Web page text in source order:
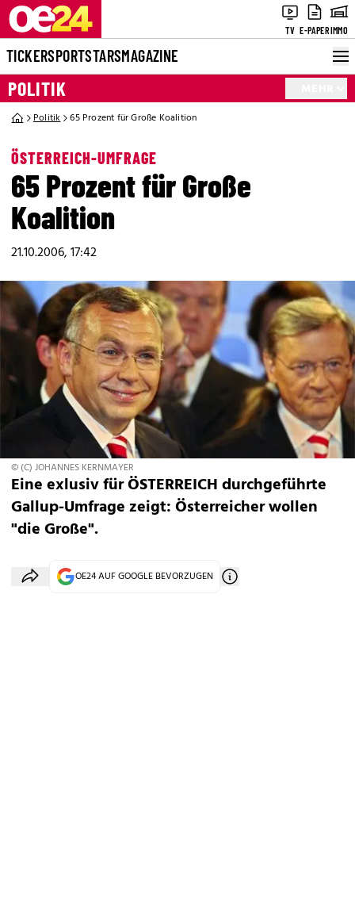
TV E-PAPERIMMO
TICKERSPORTSTARSMAGAZINE
POLITIK
Politik 65 Prozent für Große Koalition
ÖSTERREICH-UMFRAGE
65 Prozent für Große
Koalition
21.10.2006, 17:42
© (C) JOHANNES KERNMAYER
Eine exlusiv für ÖSTERREICH durchgeführte
Gallup-Umfrage zeigt: Österreicher wollen
"die Große".
OE24 AUF GOOGLE BEVORZUGEN